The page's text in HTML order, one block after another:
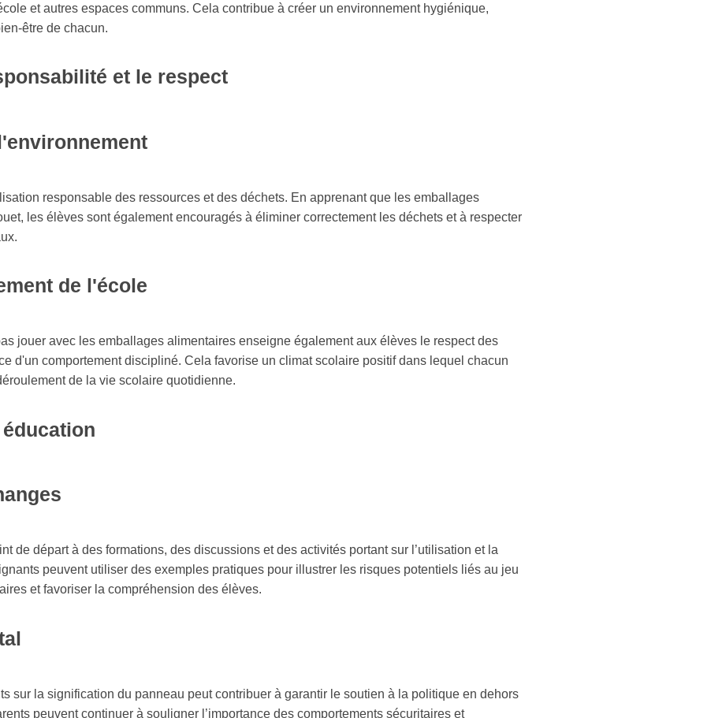
et autres espaces communs. Cela contribue à créer un environnement hygiénique,
être de chacun.
et le respect
responsable des ressources et des déchets. En apprenant que les emballages
les élèves sont également encouragés à éliminer correctement les déchets et à respecter
de l'école
jouer avec les emballages alimentaires enseigne également aux élèves le respect des
d'un comportement discipliné. Cela favorise un climat scolaire positif dans lequel chacun
de la vie scolaire quotidienne.
de départ à des formations, des discussions et des activités portant sur l’utilisation et la
peuvent utiliser des exemples pratiques pour illustrer les risques potentiels liés au jeu
et favoriser la compréhension des élèves.
sur la signification du panneau peut contribuer à garantir le soutien à la politique en dehors
peuvent continuer à souligner l’importance des comportements sécuritaires et